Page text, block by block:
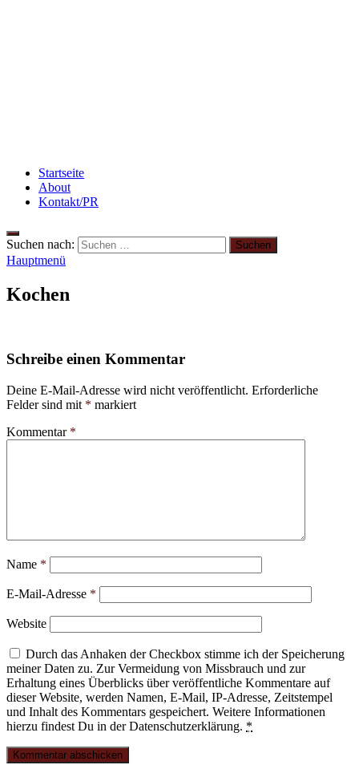
Startseite
About
Kontakt/PR
Suchen nach:
Hauptmenü
Kochen
Schreibe einen Kommentar
Deine E-Mail-Adresse wird nicht veröffentlicht. Erforderliche
Felder sind mit * markiert
Kommentar *
Name *
E-Mail-Adresse *
Website
Durch das Anhaken der Checkbox stimme ich der Speicherung
meiner Daten zu. Zur Vermeidung von Missbrauch und zur
Erhaltung eines Überblicks über veröffentliche Kommentare auf
dieser Website, werden Namen, E-Mail, IP-Adresse, Zeitstempel
und Inhalt des Kommentars gespeichert. Weitere Informationen
hierzu findest Du in der Datenschutzerklärung. *